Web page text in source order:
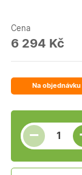
Cena
6 294 Kč
Na objednávku
−
Snížit
Počet kusů